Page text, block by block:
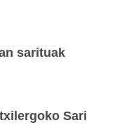
sarituak
Sari